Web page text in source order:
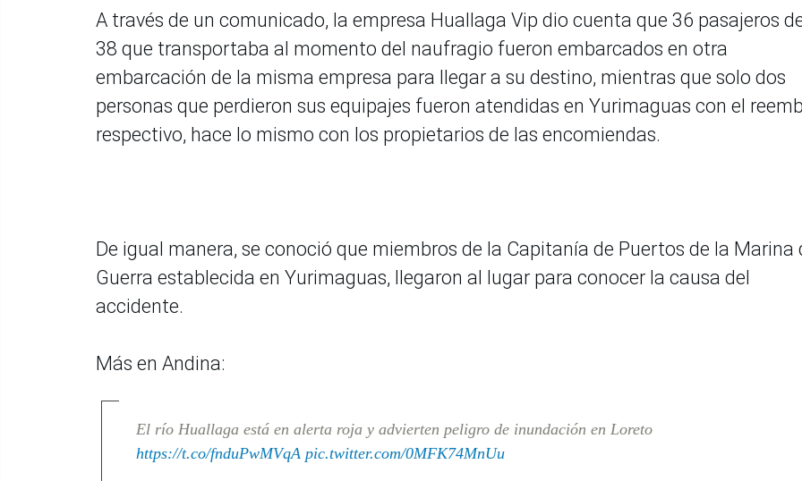
A través de un comunicado, la empresa Huallaga Vip dio cuenta que 36 pasajeros
38 que transportaba al momento del naufragio fueron embarcados en otra
embarcación de la misma empresa para llegar a su destino, mientras que solo dos
personas que perdieron sus equipajes fueron atendidas en Yurimaguas con el
respectivo, hace lo mismo con los propietarios de las encomiendas.
De igual manera, se conoció que miembros de la Capitanía de Puertos de la Marina
Guerra establecida en Yurimaguas, llegaron al lugar para conocer la causa del
accidente.
Más en Andina:
El río Huallaga está en alerta roja y advierten peligro de inundación en Loreto
https://t.co/fnduPwMVqA pic.twitter.com/0MFK74MnUu